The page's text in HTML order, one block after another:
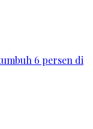
6 persen di